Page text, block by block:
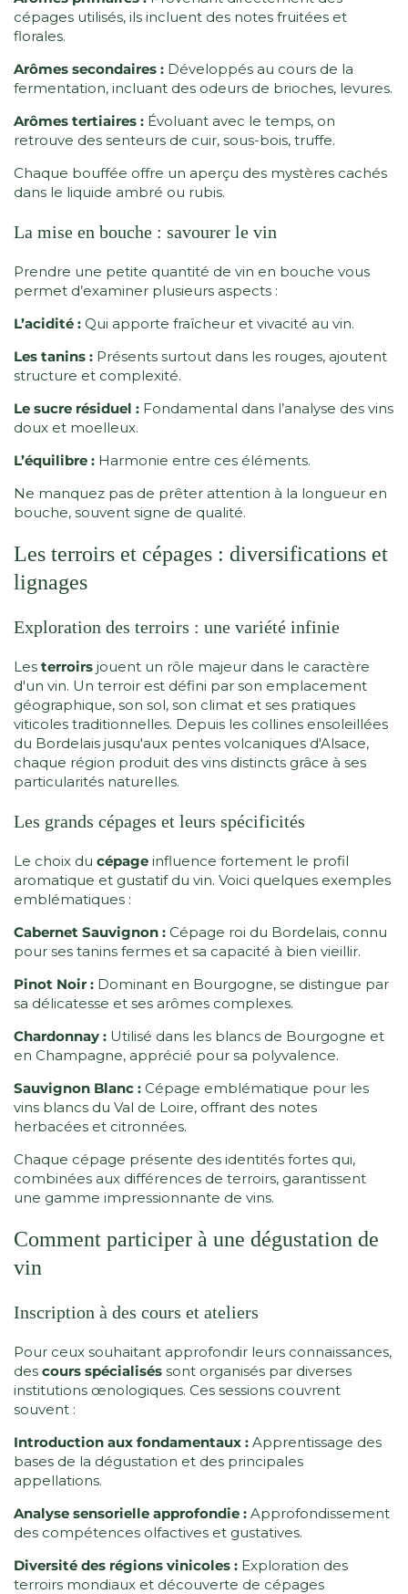
cépages utilisés, ils incluent des notes fruitées et
florales.
Arômes secondaires : Développés au cours de la
fermentation, incluant des odeurs de brioches, levures.
Arômes tertiaires : Évoluant avec le temps, on
retrouve des senteurs de cuir, sous-bois, truffe.
Chaque bouffée offre un aperçu des mystères cachés
dans le liquide ambré ou rubis.
La mise en bouche : savourer le vin
Prendre une petite quantité de vin en bouche vous
permet d’examiner plusieurs aspects :
L’acidité : Qui apporte fraîcheur et vivacité au vin.
Les tanins : Présents surtout dans les rouges, ajoutent
structure et complexité.
Le sucre résiduel : Fondamental dans l’analyse des vins
doux et moelleux.
L’équilibre : Harmonie entre ces éléments.
Ne manquez pas de prêter attention à la longueur en
bouche, souvent signe de qualité.
Les terroirs et cépages : diversifications et
lignages
Exploration des terroirs : une variété infinie
Les terroirs jouent un rôle majeur dans le caractère
d'un vin. Un terroir est défini par son emplacement
géographique, son sol, son climat et ses pratiques
viticoles traditionnelles. Depuis les collines ensoleillées
du Bordelais jusqu'aux pentes volcaniques d'Alsace,
chaque région produit des vins distincts grâce à ses
particularités naturelles.
Les grands cépages et leurs spécificités
Le choix du cépage influence fortement le profil
aromatique et gustatif du vin. Voici quelques exemples
emblématiques :
Cabernet Sauvignon : Cépage roi du Bordelais, connu
pour ses tanins fermes et sa capacité à bien vieillir.
Pinot Noir : Dominant en Bourgogne, se distingue par
sa délicatesse et ses arômes complexes.
Chardonnay : Utilisé dans les blancs de Bourgogne et
en Champagne, apprécié pour sa polyvalence.
Sauvignon Blanc : Cépage emblématique pour les
vins blancs du Val de Loire, offrant des notes
herbacées et citronnées.
Chaque cépage présente des identités fortes qui,
combinées aux différences de terroirs, garantissent
une gamme impressionnante de vins.
Comment participer à une dégustation de
vin
Inscription à des cours et ateliers
Pour ceux souhaitant approfondir leurs connaissances,
des cours spécialisés sont organisés par diverses
institutions œnologiques. Ces sessions couvrent
souvent :
Introduction aux fondamentaux : Apprentissage des
bases de la dégustation et des principales
appellations.
Analyse sensorielle approfondie : Approfondissement
des compétences olfactives et gustatives.
Diversité des régions vinicoles : Exploration des
terroirs mondiaux et découverte de cépages